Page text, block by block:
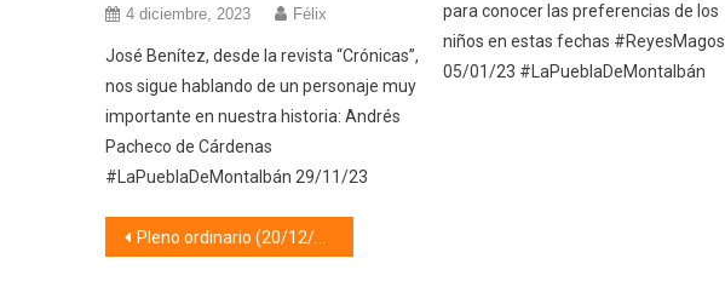
4 diciembre, 2023 Félix
José Benítez, desde la revista “Crónicas”,
nos sigue hablando de un personaje muy
importante en nuestra historia: Andrés
Pacheco de Cárdenas
#LaPueblaDeMontalbán 29/11/23
para conocer las preferencias de los
niños en estas fechas #ReyesMagos
05/01/23 #LaPueblaDeMontalbán
Navegación
Pleno ordinario (20/12/24)